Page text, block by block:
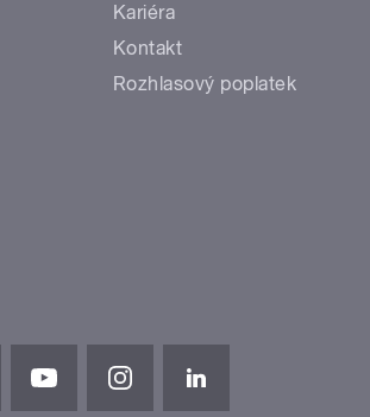
Kariéra
Kontakt
Rozhlasový poplatek